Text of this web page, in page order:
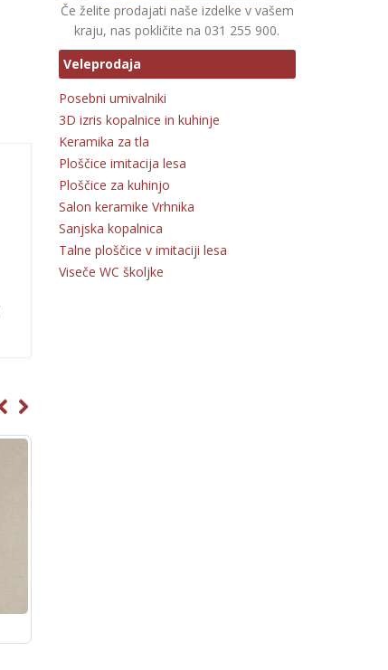
Če želite prodajati naše izdelke v vašem
kraju, nas pokličite na 031 255 900.
Veleprodaja
Posebni umivalniki
3D izris kopalnice in kuhinje
Keramika za tla
Ploščice imitacija lesa
Ploščice za kuhinjo
Salon keramike Vrhnika
Sanjska kopalnica
Talne ploščice v imitaciji lesa
Viseče WC školjke